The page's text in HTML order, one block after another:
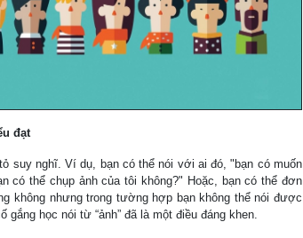
đạt
suy nghĩ. Ví dụ, bạn có thể nói với ai đó, "bạn có muốn
có thể chụp ảnh của tôi không?" Hoặc, bạn có thể đơn
không nhưng trong tường hợp bạn không thể nói được
học nói từ “ảnh” đã là một điều đáng khen.